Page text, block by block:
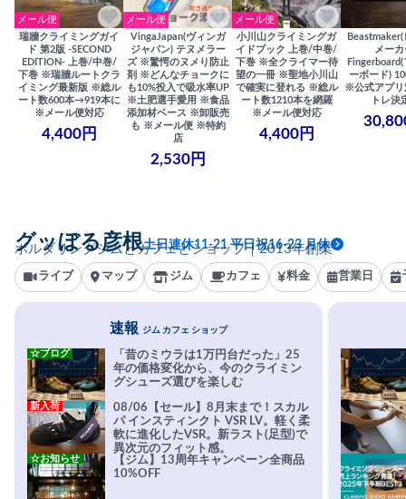
メール便
瑞牆クライミングガイ
ド 第2版 -SECOND
EDITION- 上巻/中巻/
下巻 ※瑞牆ルートクラ
イミング最新版 ※総ル
ート数600本→919本に
※メール便対応
4,400円
メール便
VingaJapan(ヴィンガ
ジャパン) テヌメラー
ズ ※驚愕のヌメり防止
剤 ※どんなチョークに
も10%投入で吸水率UP
※土肥選手愛用 ※食品
添加材ベース ※卸販売
も ※メール便 ※特約
店
2,530円
メール便
小川山クライミングガ
イドブック 上巻/中巻/
下巻 ※全クライマー待
望の一冊 ※聖地小川山
で確実に登れる ※総ル
ート数1210本を網羅
※メール便対応
4,400円
メーカ
ーボード)
※公式アプ
トレ決
ボルダリングジムとカフェとショップ｜2013年創業
グッぼる彦根土日連休11-21 平日祝16-23 月休
ライブ マップ ジム カフェ 料金 営業日
速報 ジム カフェ ショップ
「昔のミウラは1万円台だった」25
年の価格変化から、今のクライミン
グシューズ選びを楽しむ
☆ブログ
08/06【セール】8月末まで！スカル
パ インスティンクト VSR LV。軽く柔
軟に進化したVSR。新ラスト(足型)で
異次元のフィット感。
新入荷
【ジム】13周年キャンペーン全商品
10%OFF
☆お知らせ